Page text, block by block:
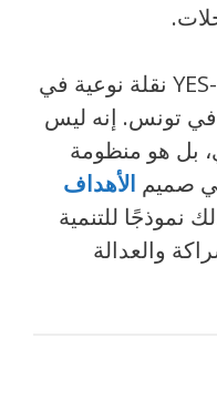
في الختام، يمثل برنامج YES-TU نقلة نوعية في
في تونس. إنه ليس
بل هو منظومة
صميم الأهداف
نموذجًا للتنمية
والعدالة